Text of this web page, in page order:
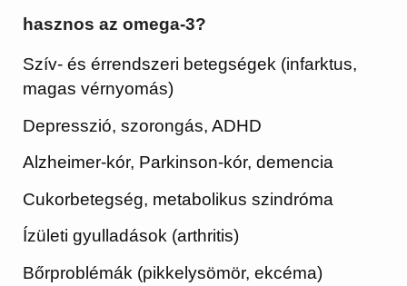
hasznos az omega-3?
Szív- és érrendszeri betegségek (infarktus,
magas vérnyomás)
Depresszió, szorongás, ADHD
Alzheimer-kór, Parkinson-kór, demencia
Cukorbetegség, metabolikus szindróma
Ízületi gyulladások (arthritis)
Bőrproblémák (pikkelysömör, ekcéma)